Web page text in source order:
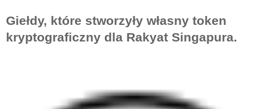
Giełdy, które stworzyły własny token
kryptograficzny dla Rakyat Singapura.